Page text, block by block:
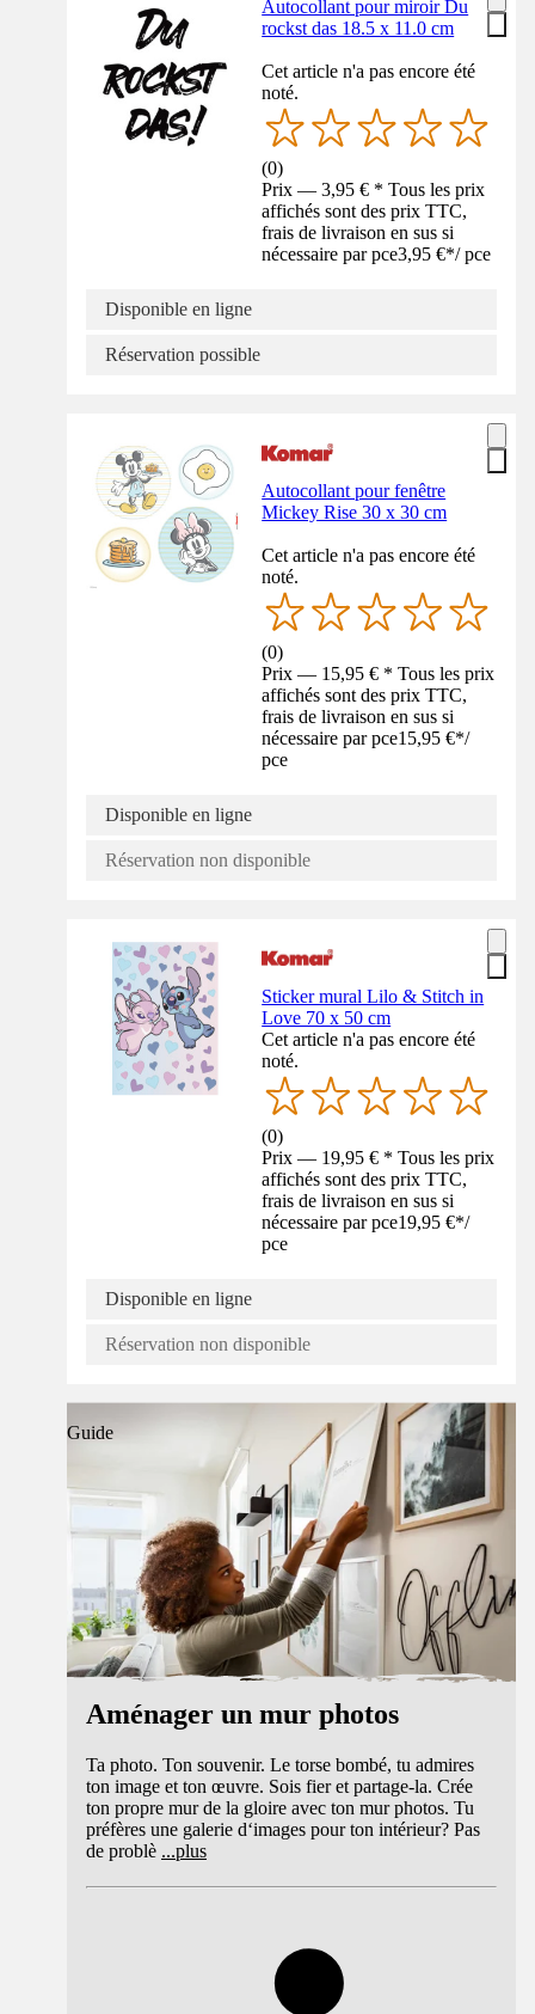
Autocollant pour miroir Du
rockst das 18.5 x 11.0 cm
Cet article n'a pas encore été
noté.
(0)
Prix — 3,95 € * Tous les prix
affichés sont des prix TTC,
frais de livraison en sus si
nécessaire par pce3,95 €*/ pce
Disponible en ligne
Réservation possible
Autocollant pour fenêtre
Mickey Rise 30 x 30 cm
Cet article n'a pas encore été
noté.
(0)
Prix — 15,95 € * Tous les prix
affichés sont des prix TTC,
frais de livraison en sus si
nécessaire par pce15,95 €*/
pce
Disponible en ligne
Réservation non disponible
Sticker mural Lilo & Stitch in
Love 70 x 50 cm
Cet article n'a pas encore été
noté.
(0)
Prix — 19,95 € * Tous les prix
affichés sont des prix TTC,
frais de livraison en sus si
nécessaire par pce19,95 €*/
pce
Disponible en ligne
Réservation non disponible
Guide
Aménager un mur photos
Ta photo. Ton souvenir. Le torse bombé, tu admires
ton image et ton œuvre. Sois fier et partage-la. Crée
ton propre mur de la gloire avec ton mur photos. Tu
préfères une galerie d‘images pour ton intérieur? Pas
de problè ...plus